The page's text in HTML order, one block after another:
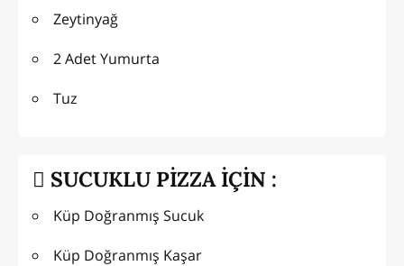
Zeytinyağ
2 Adet Yumurta
Tuz
SUCUKLU PİZZA İÇİN :
Küp Doğranmış Sucuk
Küp Doğranmış Kaşar